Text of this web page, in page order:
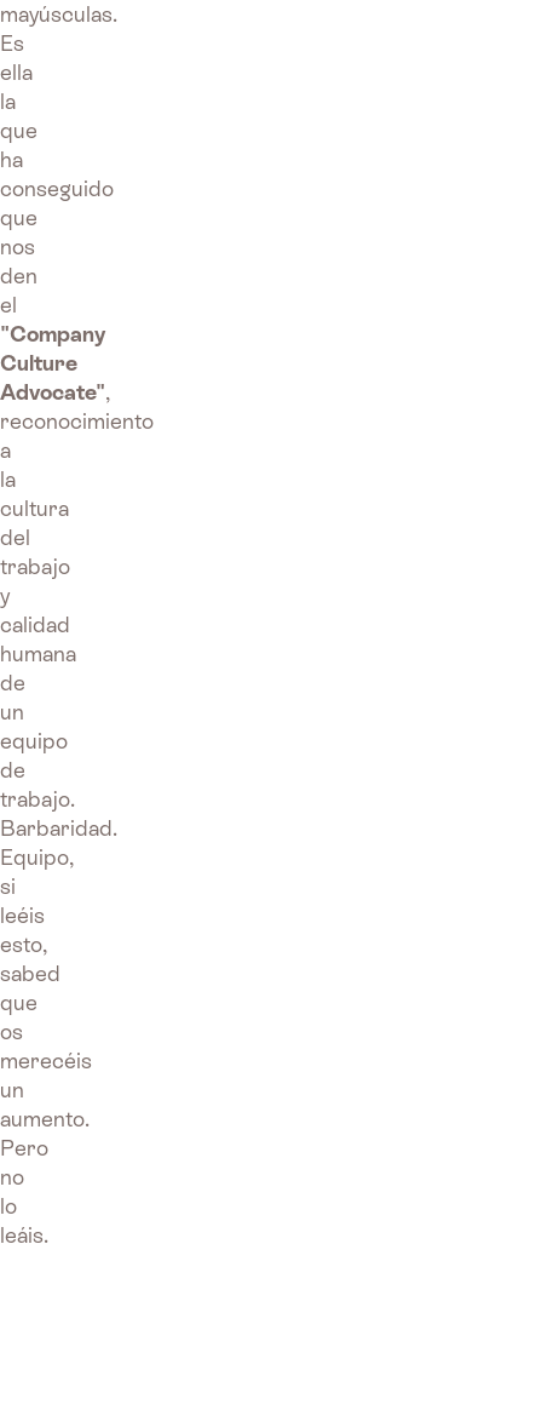
mayúsculas.
Es
ella
la
que
ha
conseguido
que
nos
den
el
"Company
Culture
Advocate",
reconocimiento
a
la
cultura
del
trabajo
y
calidad
humana
de
un
equipo
de
trabajo.
Barbaridad.
Equipo,
si
leéis
esto,
sabed
que
os
merecéis
un
aumento.
Pero
no
lo
leáis.